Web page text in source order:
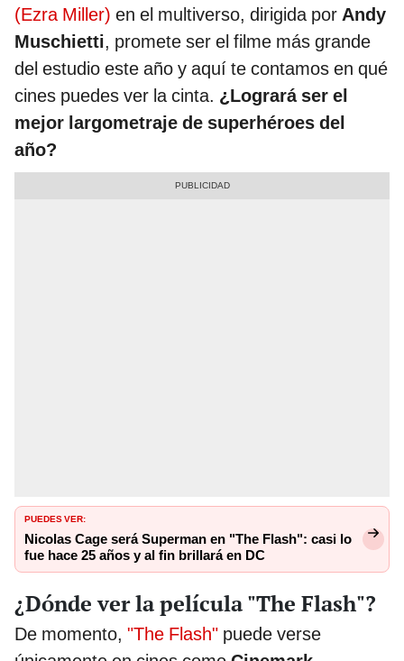
(Ezra Miller) en el multiverso, dirigida por Andy
Muschietti, promete ser el filme más grande
del estudio este año y aquí te contamos en qué
cines puedes ver la cinta. ¿Logrará ser el
mejor largometraje de superhéroes del
año?
PUEDES VER:
Nicolas Cage será Superman en "The Flash": casi lo
fue hace 25 años y al fin brillará en DC
¿Dónde ver la película "The Flash"?
De momento, "The Flash" puede verse